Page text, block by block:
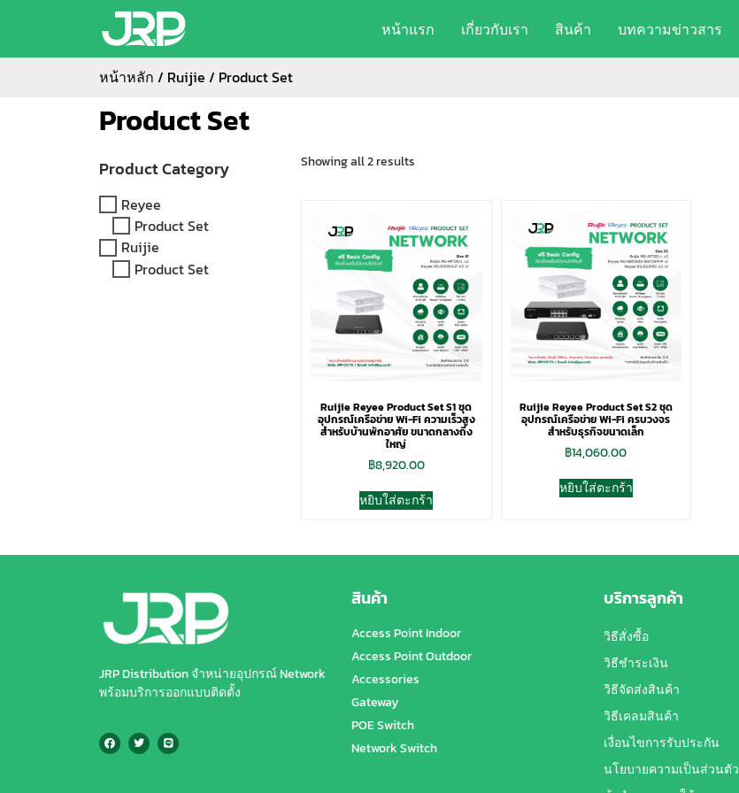
หน้าแรก เกี่ยวกับเรา สินค้า บทความข่าวสาร
หน้าหลัก / Ruijie / Product Set
Product Set
Product Category
Reyee
Product Set
Ruijie
Product Set
Showing all 2 results
Ruijie Reyee Product Set S1 ชุด
อุปกรณ์เครือข่าย Wi-Fi ความเร็วสูง
สำหรับบ้านพักอาศัย ขนาดกลางถึง
ใหญ่
฿8,920.00
หยิบใส่ตะกร้า
Ruijie Reyee Product Set S2 ชุด
อุปกรณ์เครือข่าย Wi-Fi ครบวงจร
สำหรับธุรกิจขนาดเล็ก
฿14,060.00
หยิบใส่ตะกร้า
JRP Distribution จำหน่ายอุปกรณ์ Network
พร้อมบริการออกแบบติดตั้ง
สินค้า
Access Point Indoor
Access Point Outdoor
Accessories
Gateway
POE Switch
Network Switch
บริการลูกค้า
วิธีสั่งซื้อ
วิธีชำระเงิน
วิธีจัดส่งสินค้า
วิธีเคลมสินค้า
เงื่อนไขการรับประกัน
นโยบายความเป็นส่วนตัว